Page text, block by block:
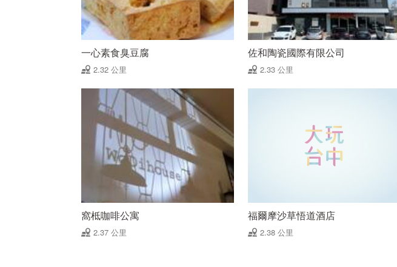
一心素食臭豆腐
2.32 公里
佐和陶瓷國際有限公司
2.33 公里
窩柢咖啡公寓
2.37 公里
福爾摩沙草悟道酒店
2.38 公里